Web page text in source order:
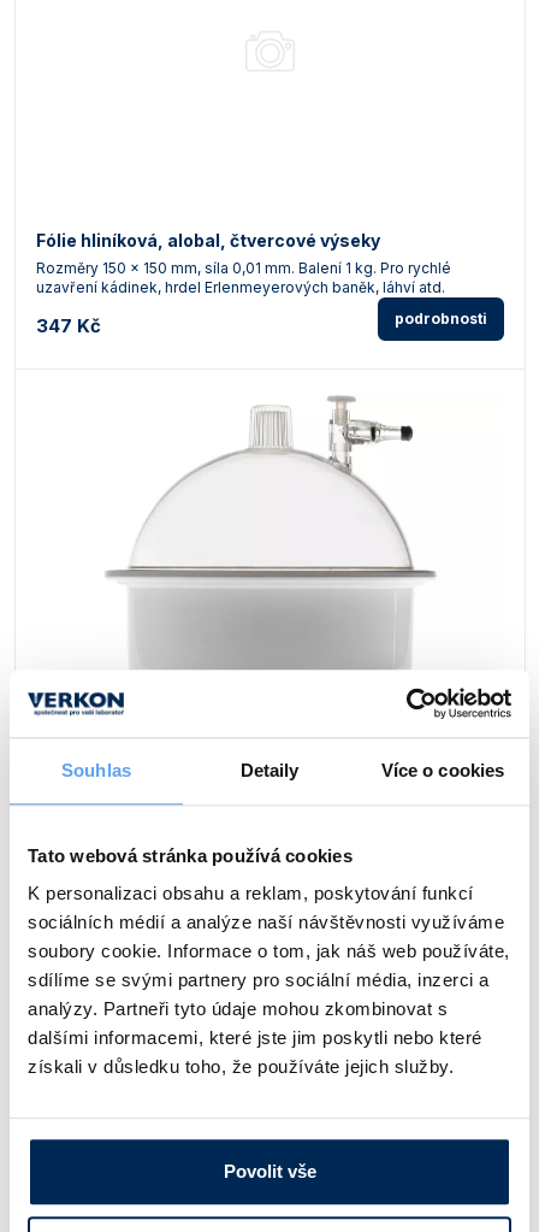
Souhlas Detaily Více o cookies
Tato webová stránka používá cookies
K personalizaci obsahu a reklam, poskytování funkcí
sociálních médií a analýze naší návštěvnosti využíváme
soubory cookie. Informace o tom, jak náš web používáte,
sdílíme se svými partnery pro sociální média, inzerci a
analýzy. Partneři tyto údaje mohou zkombinovat s
dalšími informacemi, které jste jim poskytli nebo které
získali v důsledku toho, že používáte jejich služby.
Povolit vše
Fólie hliníková, alobal, čtvercové výseky
Rozměry 150 x 150 mm, síla 0,01 mm. Balení 1 kg. Pro rychlé
uzavření kádinek, hrdel Erlenmeyerových baněk, láhví atd.
347 Kč podrobnosti
Průměr 150, 200 a 250 mm. Pro práci s vakuem do -740 mm Hg.
Vyjímatelná miska pro uložení silikagelu. Průhledné víko a ventil
od 1 138 Kč